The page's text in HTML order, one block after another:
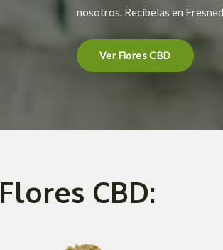
nosotros. Recíbelas en
Ver Flores CBD
Flores CBD: